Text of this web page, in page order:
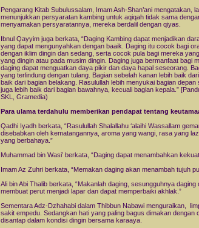
Pengarang Kitab Subulussalam, Imam Ash-Shan’ani mengatakan,
menunjukkan persyaratan kambing untuk aqiqah tidak sama
menyamakan persyaratannya, mereka berdalil dengan qiyas.
Ibnul Qayyim juga berkata, “Daging Kambing dapat menjadikan
yang dapat mengunyahkan dengan baaik. Daging itu cocok bagi
dengan iklim dingin dan sedang, serta cocok pula bagi mereka
yang dingin atau pada musim dingin. Daging juga bermanfaat bagi
daging dapat menguatkan daya pikir dan daya hapal seseorang.
yang terlindung dengan tulang. Bagian sebelah kanan lebih baik
baik dari bagian belakang. Rasulullah lebih menyukai bagian
juga lebih baik dari bagian bawahnya, kecuali bagian kepala.”
SKL, Gramedia)
Para ulama terdahulu memberikan pendapat tentang
Qadhi Iyadh berkata, “Rasulullah Shalallahu ‘alaihi Wassallam
disebabkan oleh kematangannya, aroma yang wangi, rasa yang
yang berbahaya.”
Muhammad bin Wasi’ berkata, “Daging dapat menambahkan
Imam Az Zuhri berkata, “Memakan daging akan menambah tujuh
Ali bin Abi Thalib berkata, “Makanlah daging, sesungguhnya daging
membuat perut menjadi lapar dan dapat memperbaiki akhlak.”
Sementara Adz-Dzhahabi dalam Thibbun Nabawi menguraikan,
sakit empedu. Sedangkan hati yang paling bagus dimakan
disantap dalam kondisi dingin bersama karaaya.